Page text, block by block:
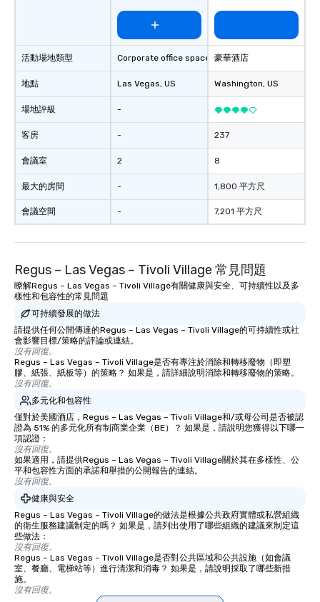
活動場地類型
地點
場地評級
客房
會議室
最大的房間
會議空間
Corporate office space
Las Vegas, US
-
-
2
-
-
豪華酒店
Washington, US
237
8
1,800 平方尺
7,201 平方尺
Regus – Las Vegas – Tivoli Village 常見問題
瞭解Regus – Las Vegas – Tivoli Village有關健康與安全、可持續性以及多
樣性和包容性的常見問題
可持續發展的做法
請提供任何公開傳達的Regus – Las Vegas – Tivoli Village的可持續性或社
會影響目標/策略的評論或連結。
沒有回復。
Regus – Las Vegas – Tivoli Village是否有專注於消除和轉移廢物（即塑
膠、紙張、紙板等）的策略？ 如果是，請詳細說明消除和轉移廢物的策略。
沒有回復。
多元化和包容性
僅對於美國酒店，Regus – Las Vegas – Tivoli Village和/或母公司是否被認
證為 51% 的多元化所有制商業企業（BE）？ 如果是，請說明您獲得以下哪一
項認證：
沒有回復。
如果適用，請提供Regus – Las Vegas – Tivoli Village關於其在多樣性、公
平和包容性方面的承諾和舉措的公開報告的連結。
沒有回復。
健康與安全
Regus – Las Vegas – Tivoli Village的做法是根據公共政府實體或私營組織
的衛生服務建議制定的嗎？ 如果是，請列出使用了哪些組織的建議來制定這
些做法：
沒有回復。
Regus – Las Vegas – Tivoli Village是否對公共區域和公共設施（如會議
室、餐廳、電梯站等）進行清潔和消毒？ 如果是，請說明採取了哪些新措
施。
沒有回復。